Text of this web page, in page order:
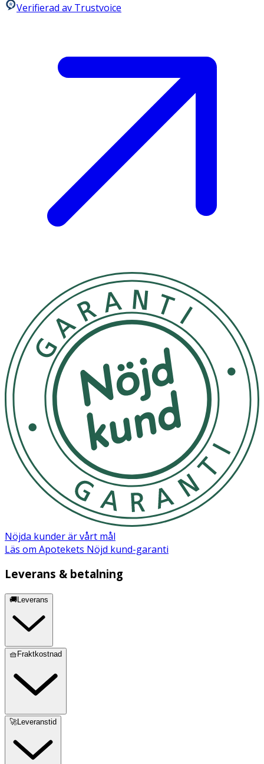
Verifierad av Trustvoice
Nöjda kunder är vårt mål
Läs om Apotekets Nöjd kund-garanti
Leverans & betalning
🚚Leverans
🧺Fraktkostnad
🚀Leveranstid